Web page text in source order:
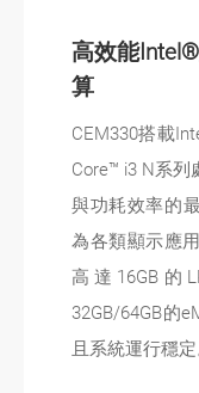
高效能
算
CEM330搭載
Core™ i3 N系
與功耗效率的
為各類顯示應
高達16GB的
32GB/64GB的
且系統運行穩定